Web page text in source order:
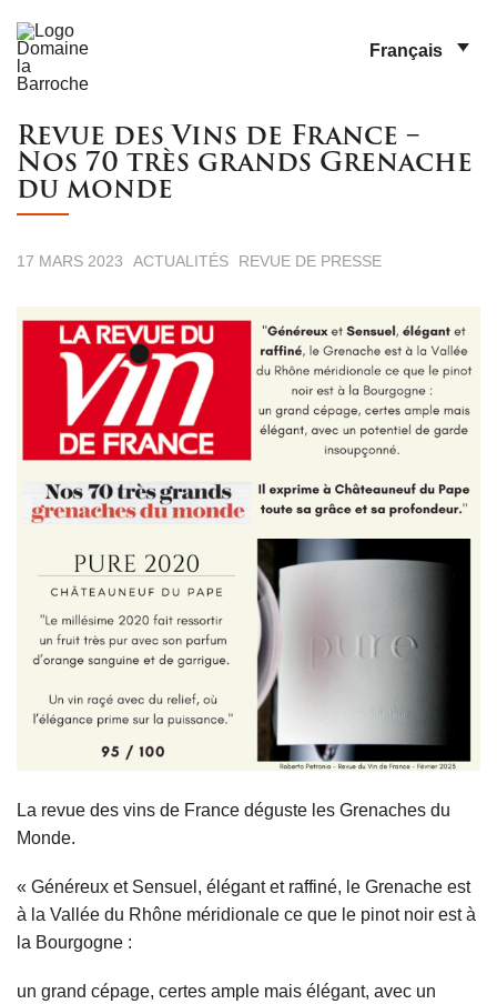
Français
Revue des Vins de France –
Nos 70 très grands Grenache
du monde
17 MARS 2023 ACTUALITÉS REVUE DE PRESSE
La revue des vins de France déguste les Grenaches du
Monde.
« Généreux et Sensuel , élégantet raffiné, le Grenache est
à la Vallée du Rhône méridionale ce que le pinot noir est à
la Bourgogne :
un grand cépage, certes ample mais élégant, avec un